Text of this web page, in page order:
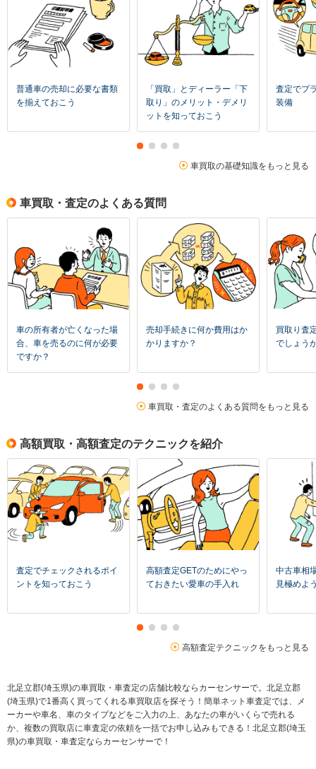
普通車の売却に必要な書類
を揃えておこう
「買取」とディーラー「下
取り」のメリット・デメリ
ットを知っておこう
査定でプ
装備
車買取の基礎知識をもっと見る
車買取・査定のよくある質問
車の所有者が亡くなった場
合、車を売るのに何が必要
ですか？
売却手続きに何か費用はか
かりますか？
買取り査
でしょう
車買取・査定のよくある質問をもっと見る
高額買取・高額査定のテクニックを紹介
査定でチェックされるポイ
ントを知っておこう
高額査定GETのためにやっ
ておきたい愛車の手入れ
中古車相
見極めよ
高額査定テクニックをもっと見る
北足立郡(埼玉県)の車買取・車査定の店舗比較ならカーセンサーで。北足立郡
(埼玉県)で1番高く買ってくれる車買取店を探そう！簡単ネット車査定では、メ
ーカーや車名、車のタイプなどをご入力の上、あなたの車がいくらで売れる
か、複数の買取店に車査定の依頼を一括でお申し込みもできる！北足立郡(埼玉
県)の車買取・車査定ならカーセンサーで！